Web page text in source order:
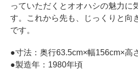
っていただくとオオハシの魅力に
す。これから先も、じっくりと向
です。
●寸法：奥行63.5cm×幅156cm×高
●製造年：1980年頃